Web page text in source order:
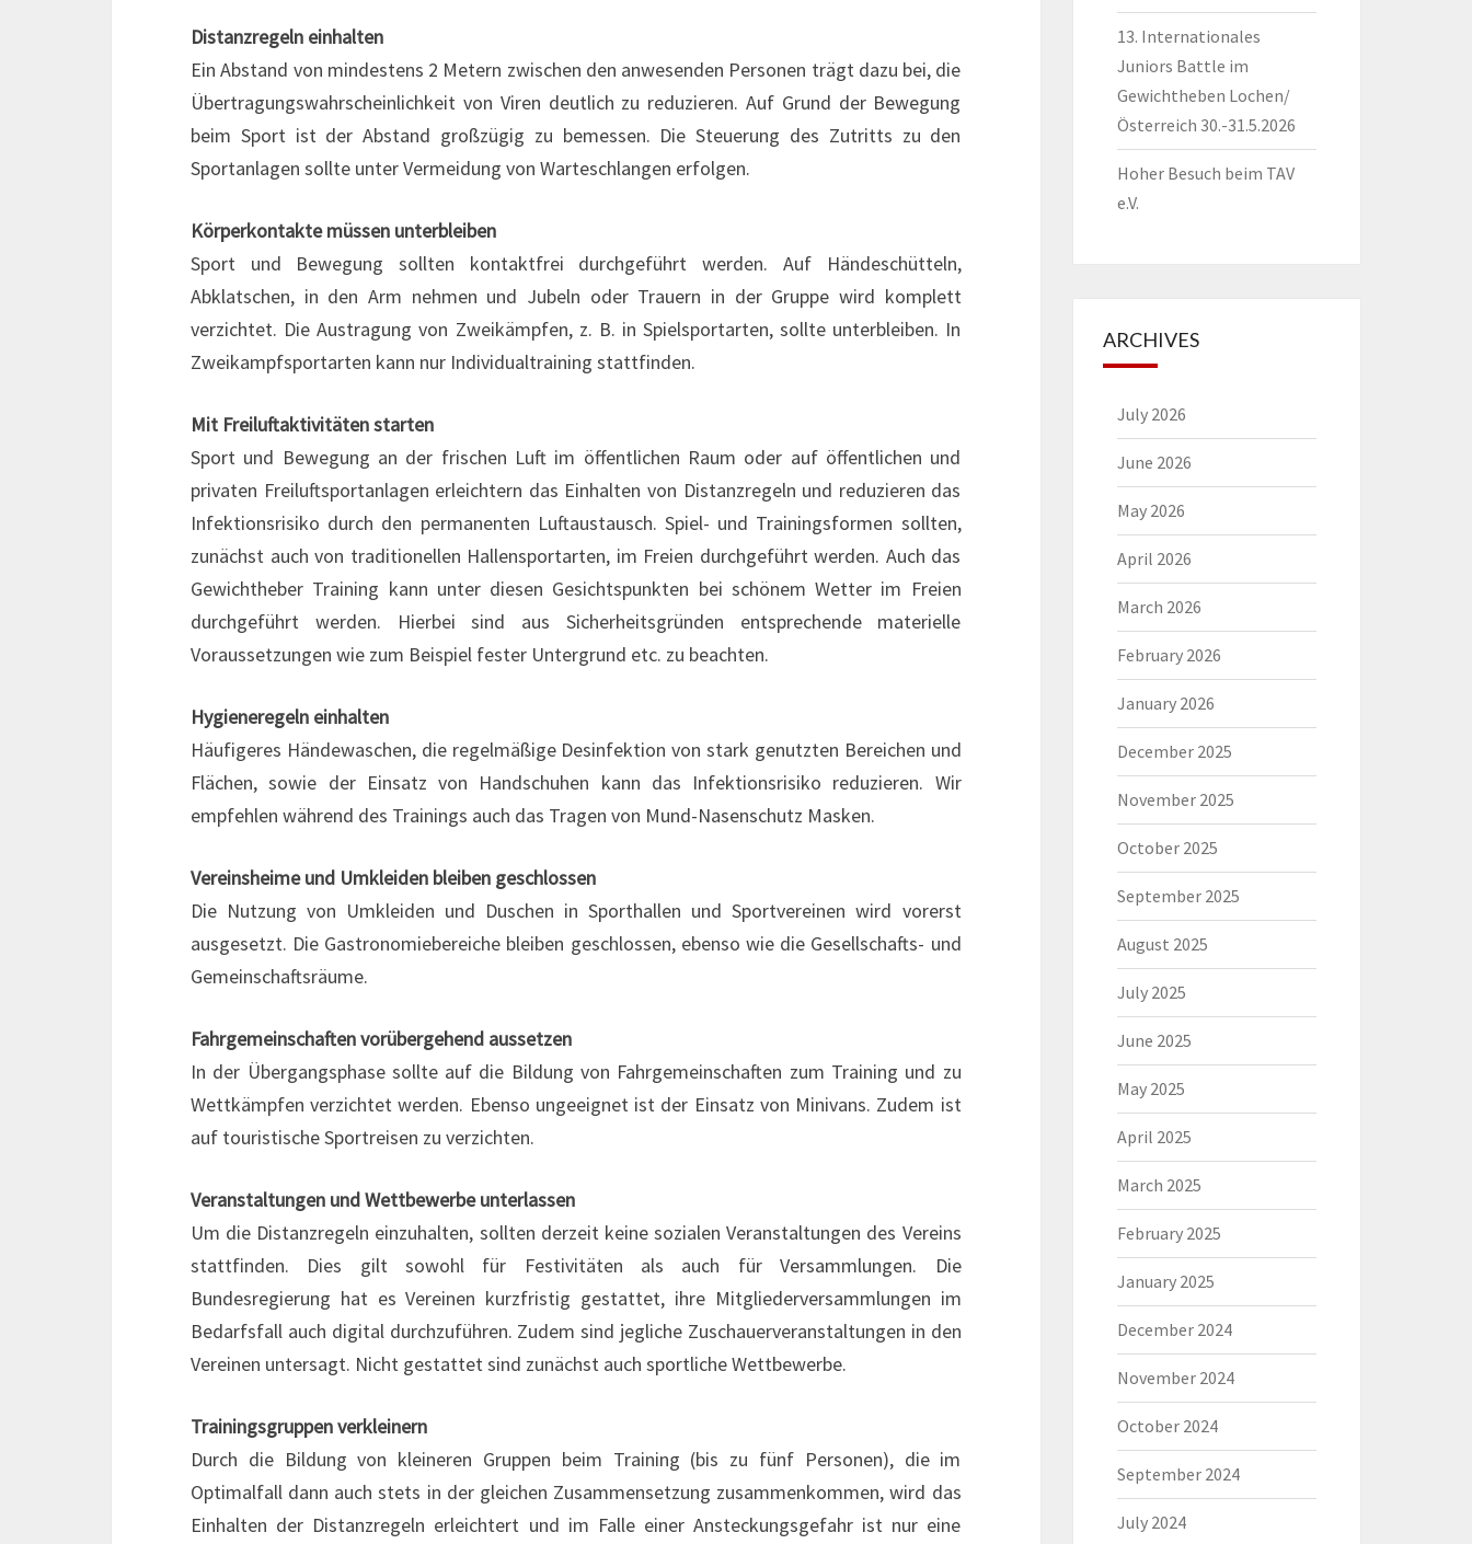
Distanzregeln einhalten
Ein Abstand von mindestens 2 Metern zwischen den anwesenden Personen trägt dazu bei, die
Übertragungswahrscheinlichkeit von Viren deutlich zu reduzieren. Auf Grund der Bewegung
beim Sport ist der Abstand großzügig zu bemessen. Die Steuerung des Zutritts zu den
Sportanlagen sollte unter Vermeidung von Warteschlangen erfolgen.
Körperkontakte müssen unterbleiben
Sport und Bewegung sollten kontaktfrei durchgeführt werden. Auf Händeschütteln,
Abklatschen, in den Arm nehmen und Jubeln oder Trauern in der Gruppe wird komplett
verzichtet. Die Austragung von Zweikämpfen, z. B. in Spielsportarten, sollte unterbleiben. In
Zweikampfsportarten kann nur Individualtraining stattfinden.
Mit Freiluftaktivitäten starten
Sport und Bewegung an der frischen Luft im öffentlichen Raum oder auf öffentlichen und
privaten Freiluftsportanlagen erleichtern das Einhalten von Distanzregeln und reduzieren das
Infektionsrisiko durch den permanenten Luftaustausch. Spiel- und Trainingsformen sollten,
zunächst auch von traditionellen Hallensportarten, im Freien durchgeführt werden. Auch das
Gewichtheber Training kann unter diesen Gesichtspunkten bei schönem Wetter im Freien
durchgeführt werden. Hierbei sind aus Sicherheitsgründen entsprechende materielle
Voraussetzungen wie zum Beispiel fester Untergrund etc. zu beachten.
Hygieneregeln einhalten
Häufigeres Händewaschen, die regelmäßige Desinfektion von stark genutzten Bereichen und
Flächen, sowie der Einsatz von Handschuhen kann das Infektionsrisiko reduzieren. Wir
empfehlen während des Trainings auch das Tragen von Mund-Nasenschutz Masken.
Vereinsheime und Umkleiden bleiben geschlossen
Die Nutzung von Umkleiden und Duschen in Sporthallen und Sportvereinen wird vorerst
ausgesetzt. Die Gastronomiebereiche bleiben geschlossen, ebenso wie die Gesellschafts- und
Gemeinschaftsräume.
Fahrgemeinschaften vorübergehend aussetzen
In der Übergangsphase sollte auf die Bildung von Fahrgemeinschaften zum Training und zu
Wettkämpfen verzichtet werden. Ebenso ungeeignet ist der Einsatz von Minivans. Zudem ist
auf touristische Sportreisen zu verzichten.
Veranstaltungen und Wettbewerbe unterlassen
Um die Distanzregeln einzuhalten, sollten derzeit keine sozialen Veranstaltungen des Vereins
stattfinden. Dies gilt sowohl für Festivitäten als auch für Versammlungen. Die
Bundesregierung hat es Vereinen kurzfristig gestattet, ihre Mitgliederversammlungen im
Bedarfsfall auch digital durchzuführen. Zudem sind jegliche Zuschauerveranstaltungen in den
Vereinen untersagt. Nicht gestattet sind zunächst auch sportliche Wettbewerbe.
Trainingsgruppen verkleinern
Durch die Bildung von kleineren Gruppen beim Training (bis zu fünf Personen), die im
Optimalfall dann auch stets in der gleichen Zusammensetzung zusammenkommen, wird das
Einhalten der Distanzregeln erleichtert und im Falle einer Ansteckungsgefahr ist nur eine
13. Internationales
Juniors Battle im
Gewichtheben Lochen/
Österreich 30.-31.5.2026
Hoher Besuch beim TAV
e.V.
ARCHIVES
July 2026
June 2026
May 2026
April 2026
March 2026
February 2026
January 2026
December 2025
November 2025
October 2025
September 2025
August 2025
July 2025
June 2025
May 2025
April 2025
March 2025
February 2025
January 2025
December 2024
November 2024
October 2024
September 2024
July 2024